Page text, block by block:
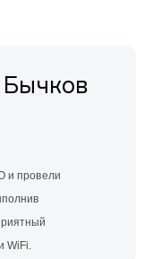
и провели
WiFi.